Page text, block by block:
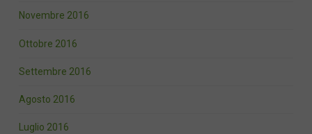
Novembre 2016
Ottobre 2016
Settembre 2016
Agosto 2016
Luglio 2016